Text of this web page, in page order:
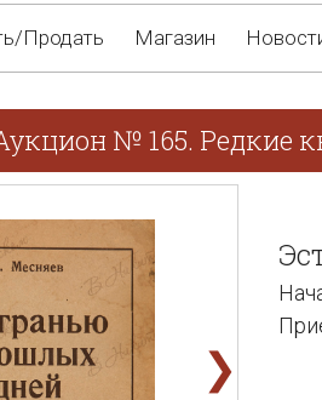
Продать Магазин
№ 165. Редкие
❯